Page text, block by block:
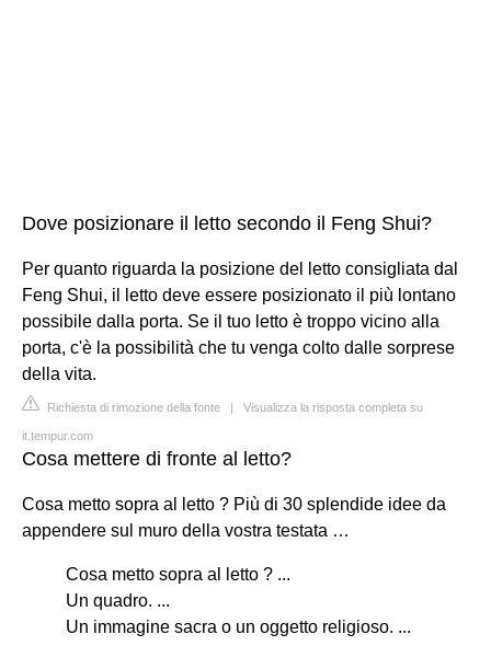
Dove posizionare il letto secondo il Feng Shui?
Per quanto riguarda la posizione del letto consigliata dal
Feng Shui, il letto deve essere posizionato il più lontano
possibile dalla porta. Se il tuo letto è troppo vicino alla
porta, c'è la possibilità che tu venga colto dalle sorprese
della vita.
Richiesta di rimozione della fonte | Visualizza la risposta completa su
it.tempur.com
Cosa mettere di fronte al letto?
Cosa metto sopra al letto ? Più di 30 splendide idee da
appendere sul muro della vostra testata …
Cosa metto sopra al letto ? ...
Un quadro. ...
Un immagine sacra o un oggetto religioso. ...